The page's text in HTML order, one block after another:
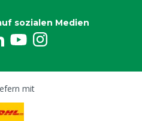
sozialen Medien
mit